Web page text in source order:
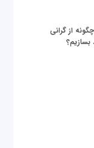
از گرانی